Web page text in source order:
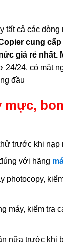
tất cả các
cung
giá rẻ
24/24, có mặt
đầu
mực,
trước khi nạp
với hãng
photocopy,
máy, kiểm
nữa trước khi